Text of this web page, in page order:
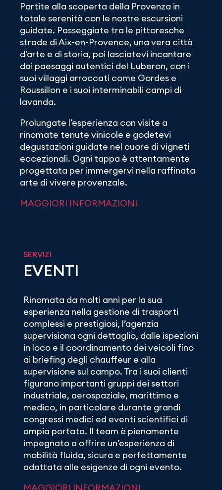
Partite alla scoperta della Provenza in
totale serenità con le nostre escursioni
guidate. Passeggiate tra le pittoresche
strade di Aix-en-Provence, una vera città
d’arte e di storia, poi lasciatevi incantare
dai paesaggi autentici del Luberon, con i
suoi villaggi arroccati come Gordes e
Roussillon e i suoi interminabili campi di
lavanda.
Prolungate l’esperienza con visite a
rinomate tenute vinicole e godetevi
degustazioni guidate nel cuore di vigneti
eccezionali. Ogni tappa è attentamente
progettata per immergervi nella raffinata
arte di vivere provenzale.
MAGGIORI INFORMAZIONI
SERVIZI
EVENTI
Rinomata da molti anni per la sua
esperienza nella gestione di trasporti
complessi e prestigiosi, l’agenzia
supervisiona ogni dettaglio, dalle ispezioni
in loco e il coordinamento dei veicoli fino
ai briefing degli chauffeur e alla
supervisione sul campo. Tra i suoi clienti
figurano importanti gruppi dei settori
industriale, aerospaziale, marittimo e
medico, in particolare durante grandi
congressi medici ed eventi scientifici di
ampia portata. Il team è pienamente
impegnato a offrire un’esperienza di
mobilità fluida, sicura e perfettamente
adattata alle esigenze di ogni evento.